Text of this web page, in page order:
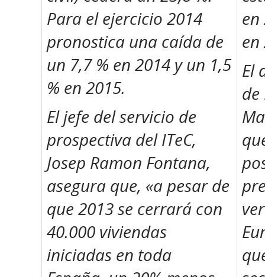
Para el ejercicio 2014
pronostica una caída de
un 7,7 % en 2014 y un 1,5
% en 2015.
El jefe del servicio de
prospectiva del ITeC,
Josep Ramon Fontana,
asegura que, «a pesar de
que 2013 se cerrará con
40.000 viviendas
iniciadas en toda
en
en
El
de